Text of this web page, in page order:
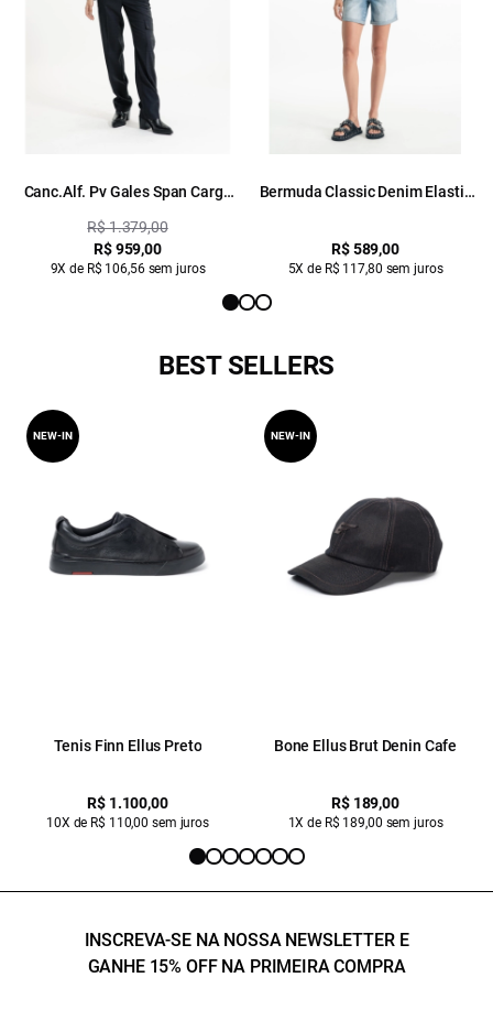
Canc.Alf. Pv Gales Span Cargo
R$ 1.379,00
R$ 959,00
9X de R$ 106,56 sem juros
Bermuda Classic Denim Elastic
R$ 589,00
5X de R$ 117,80 sem juros
BEST SELLERS
Tenis Finn Ellus Preto
R$ 1.100,00
10X de R$ 110,00 sem juros
NEW-IN
Bone Ellus Brut Denin Cafe
R$ 189,00
1X de R$ 189,00 sem juros
NEW-IN
INSCREVA-SE NA NOSSA NEWSLETTER E
GANHE 15% OFF NA PRIMEIRA COMPRA